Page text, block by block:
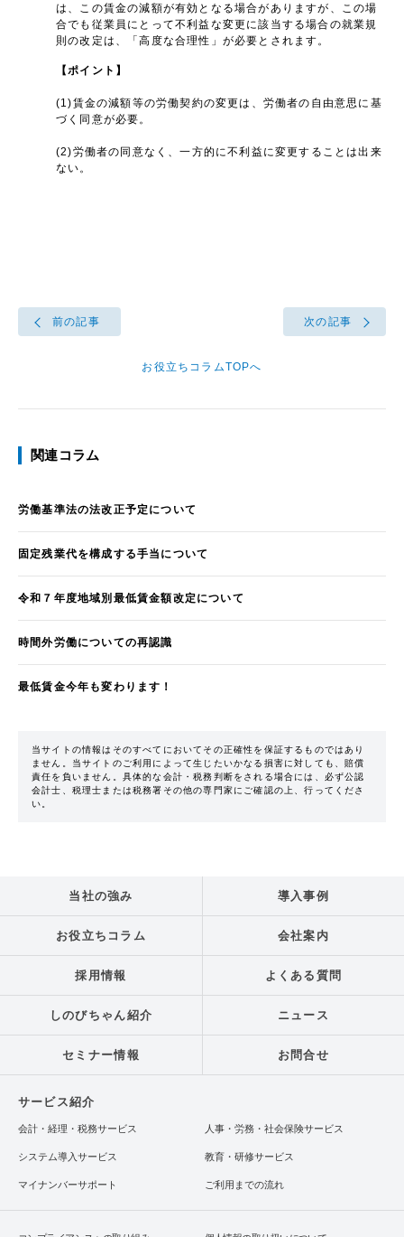
は、この賃金の減額が有効となる場合がありますが、この場
合でも従業員にとって不利益な変更に該当する場合の就業規
則の改定は、「高度な合理性」が必要とされます。
【ポイント】
(1)賃金の減額等の労働契約の変更は、労働者の自由意思に基
づく同意が必要。
(2)労働者の同意なく、一方的に不利益に変更することは出来
ない。
前の記事
お役立ちコラムTOPへ
次の記事
関連コラム
労働基準法の法改正予定について
固定残業代を構成する手当について
令和７年度地域別最低賃金額改定について
時間外労働についての再認識
最低賃金今年も変わります！
当サイトの情報はそのすべてにおいてその正確性を保証するものではあり
ません。当サイトのご利用によって生じたいかなる損害に対しても、賠償
責任を負いません。具体的な会計・税務判断をされる場合には、必ず公認
会計士、税理士または税務署その他の専門家にご確認の上、行ってくださ
い。
当社の強み 導入事例
お役立ちコラム 会社案内
採用情報 よくある質問
しのびちゃん紹介 ニュース
セミナー情報 お問合せ
サービス紹介
会計・経理・税務サービス 人事・労務・社会保険サービス
システム導入サービス 教育・研修サービス
マイナンバーサポート ご利用までの流れ